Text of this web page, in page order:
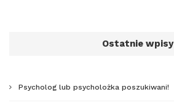
Ostatnie wpisy
Psycholog lub psycholożka poszukiwani!